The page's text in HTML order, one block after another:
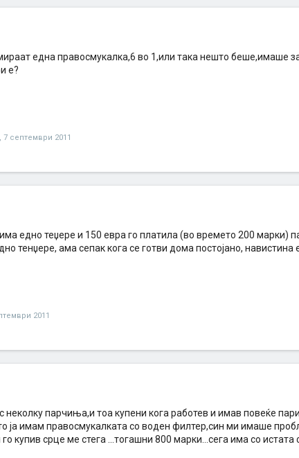
една правосмукалка,6 во 1,или така нешто беше,имаше
е?
, 7 септември 2011
едно теџере и 150 евра го платила (во времето 200 марки)
тенџере, ама сепак кога се готви дома постојано, навистина
2011
неколку парчиња,и тоа купени кога работев и имав повеќе
ја имам правосмукалката со воден филтер,син ми имаше
го купив срце ме стега ...тогашни 800 марки...сега има со истата